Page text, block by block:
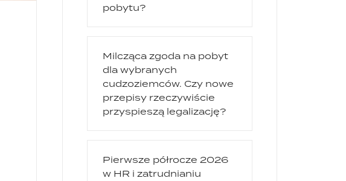
pobytu?
Milcząca zgoda na pobyt
dla wybranych
cudzoziemców. Czy nowe
przepisy rzeczywiście
przyspieszą legalizację?
Pierwsze półrocze 2026
w HR i zatrudnianiu